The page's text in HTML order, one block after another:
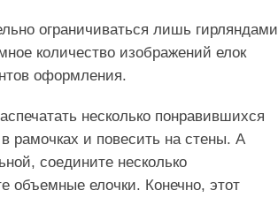
ограничиваться лишь гирляндами
количество изображений елок
оформления.
несколько понравившихся
рамочках и повесить на стены. А
соедините несколько
объемные елочки. Конечно, этот